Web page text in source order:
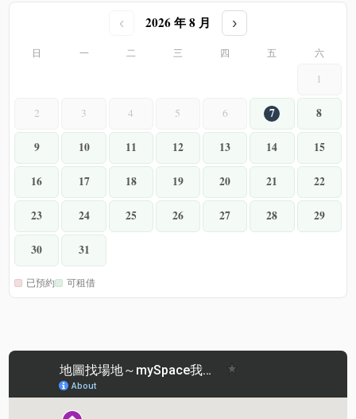
‹ 2026 年 8 月 ›
日 一 二 三 四 五 六
1
2 3 4 5 6 7 8
9 10 11 12 13 14 15
16 17 18 19 20 21 22
23 24 25 26 27 28 29
30 31
已預約 可租借